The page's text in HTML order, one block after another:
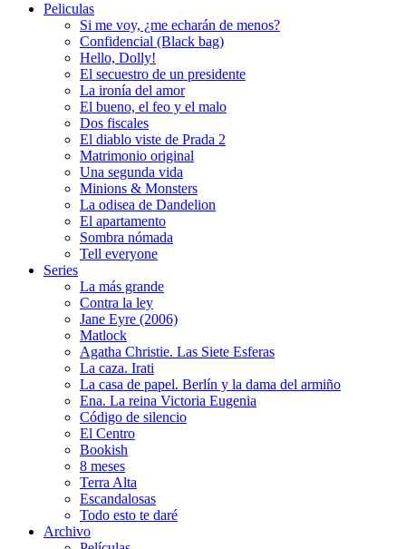
Peliculas
Si me voy, ¿me echarán de menos?
Confidencial (Black bag)
Hello, Dolly!
El secuestro de un presidente
La ironía del amor
El bueno, el feo y el malo
Dos fiscales
El diablo viste de Prada 2
Matrimonio original
Una segunda vida
Minions & Monsters
La odisea de Dandelion
El apartamento
Sombra nómada
Tell everyone
Series
La más grande
Contra la ley
Jane Eyre (2006)
Matlock
Agatha Christie. Las Siete Esferas
La caza. Irati
La casa de papel. Berlín y la dama del armiño
Ena. La reina Victoria Eugenia
Código de silencio
El Centro
Bookish
8 meses
Terra Alta
Escandalosas
Todo esto te daré
Archivo